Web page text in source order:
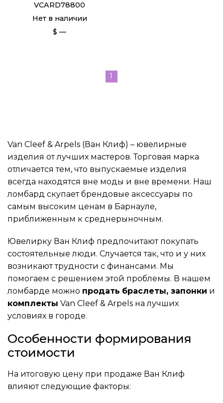
VCARD78800
Нет в наличии
$ —
1
Van Cleef & Arpels (Ван Клиф) – ювелирные
изделия от лучших мастеров. Торговая марка
отличается тем, что выпускаемые изделия
всегда находятся вне моды и вне времени. Наш
ломбард скупает брендовые аксессуары по
самым высоким ценам в Барнауле,
приближенным к среднерыночным.
Ювелирку Ван Клиф предпочитают покупать
состоятельные люди. Случается так, что и у них
возникают трудности с финансами. Мы
помогаем с решением этой проблемы. В нашем
ломбарде можно продать браслеты, запонки и
комплекты Van Cleef & Arpels на лучших
условиях в городе.
Особенности формирования
стоимости
На итоговую цену при продаже Ван Клиф
влияют следующие факторы: